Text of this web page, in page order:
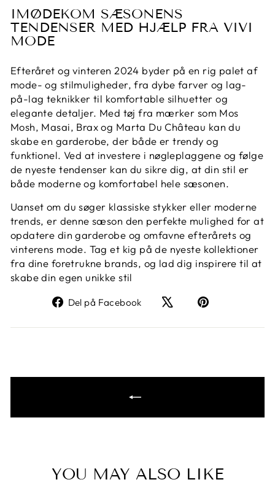
IMØDEKOM SÆSONENS
TENDENSER MED HJÆLP FRA VIVI
MODE
Efteråret og vinteren 2024 byder på en rig palet af
mode- og stilmuligheder, fra dybe farver og lag-
på-lag teknikker til komfortable silhuetter og
elegante detaljer. Med tøj fra mærker som Mos
Mosh, Masai, Brax og Marta Du Château kan du
skabe en garderobe, der både er trendy og
funktionel. Ved at investere i nøgleplaggene og følge
de nyeste tendenser kan du sikre dig, at din stil er
både moderne og komfortabel hele sæsonen.
Uanset om du søger klassiske stykker eller moderne
trends, er denne sæson den perfekte mulighed for at
opdatere din garderobe og omfavne efterårets og
vinterens mode. Tag et kig på de nyeste kollektioner
fra dine foretrukne brands, og lad dig inspirere til at
skabe din egen unikke stil
Del på Facebook
Del
Facebook
YOU MAY ALSO LIKE